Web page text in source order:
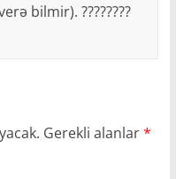
bilmir). ????????
Gerekli alanlar*